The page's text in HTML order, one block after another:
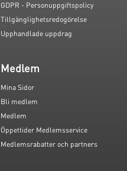
GDPR - Personuppgiftspolicy
Tillgänglighetsredogörelse
Upphandlade uppdrag
Medlem
Mina Sidor
Bli medlem
Medlem
Öppettider Medlemsservice
Medlemsrabatter och partners